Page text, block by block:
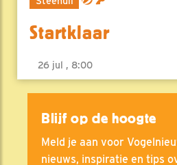
Startklaar
26 jul , 8:00
Blijf op de hoogte
Meld je aan voor
nieuws, inspiratie en tips